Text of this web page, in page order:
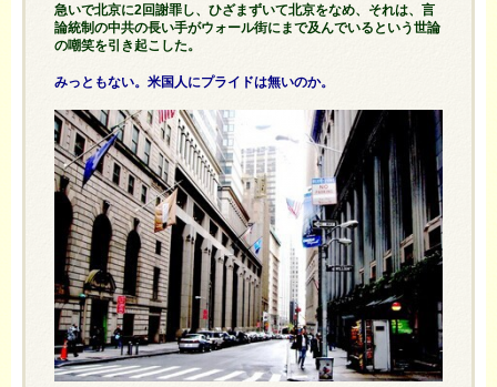
急いで北京に2回謝罪し、ひざまずいて北京をなめ、それは、言
論統制の中共の長い手がウォール街にまで及んでいるという世論
の嘲笑を引き起こした。
みっともない。米国人にプライドは無いのか。